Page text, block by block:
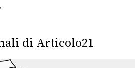
di Articolo21